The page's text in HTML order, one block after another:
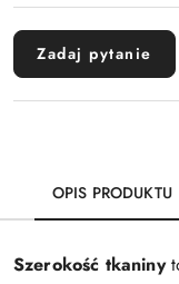
Zadaj pytanie
OPIS PRODUKTU
Szerokość tkaniny